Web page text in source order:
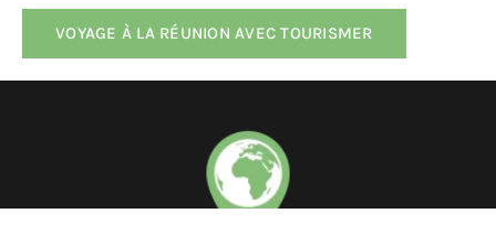
VOYAGE À LA RÉUNION AVEC TOURISMER